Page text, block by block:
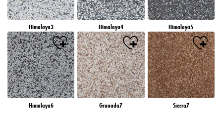
Himalaya3 Himalaya4 Himalaya5
Himalaya6 Granada7 Sierra7